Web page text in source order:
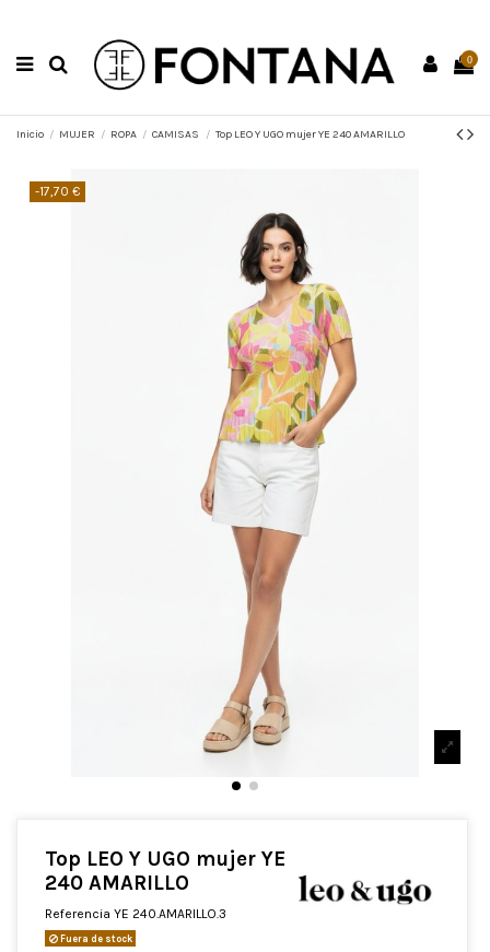
0
Inicio MUJER ROPA CAMISAS Top LEO Y UGO mujer YE 240 AMARILLO
-17,70 €
Top LEO Y UGO mujer YE
240 AMARILLO
Referencia YE 240.AMARILLO.3
Fuera de stock